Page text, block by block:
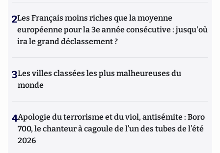
2Les Français moins riches que la moyenne
européenne pour la 3e année consécutive : jusqu'où
ira le grand déclassement ?
3Les villes classées les plus malheureuses du
monde
4Apologie du terrorisme et du viol, antisémite : Boro
700, le chanteur à cagoule de l’un des tubes de l’été
2026